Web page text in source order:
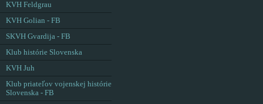
KVH Feldgrau
KVH Golian - FB
SKVH Gvardija - FB
Klub histórie Slovenska
KVH Juh
Klub priateľov vojenskej histórie
Slovenska - FB